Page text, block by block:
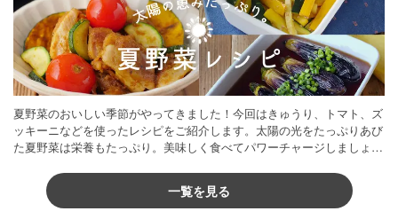
夏野菜のおいしい季節がやってきました！今回はきゅうり、トマト、ズ
ッキーニなどを使ったレシピをご紹介します。太陽の光をたっぷりあび
た夏野菜は栄養もたっぷり。美味しく食べてパワーチャージしましょう
一覧を見る